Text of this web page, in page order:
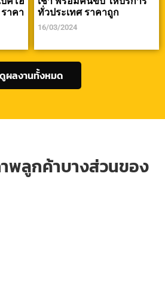
าคา
ทั่วประเทศ ราคาถูก
16/03/2024
ดูผลงานทั้งหมด
พลูกค้าบางส่วนของ